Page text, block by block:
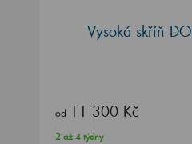
Vysoká skříň
od 11 300 Kč
2 až 4 týdny